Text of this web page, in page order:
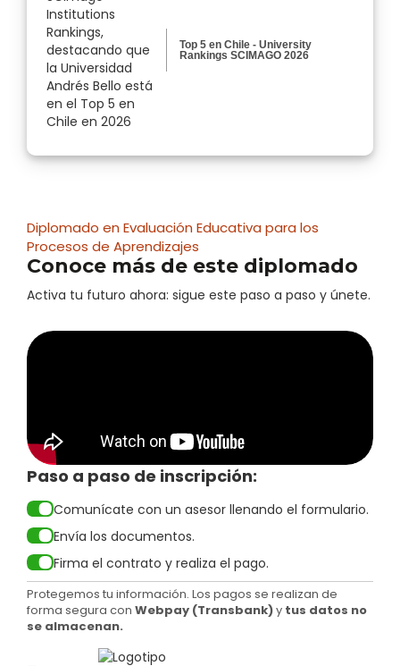
Top 5 en Chile - University
Rankings SCIMAGO 2026
Diplomado en Evaluación Educativa para los
Procesos de Aprendizajes
Conoce más de este diplomado
Activa tu futuro ahora: sigue este paso a paso y únete.
Paso a paso de inscripción:
Comunícate con un asesor llenando el formulario.
Envía los documentos.
Firma el contrato y realiza el pago.
Protegemos tu información. Los pagos se realizan de
forma segura con Webpay (Transbank)y tus datos no
se almacenan.